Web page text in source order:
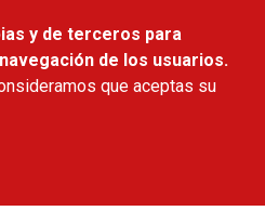
y de terceros para
de los usuarios.
que aceptas su